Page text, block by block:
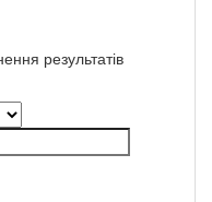
результатів